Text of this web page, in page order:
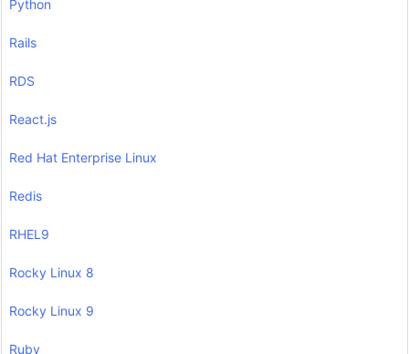
Python
Rails
RDS
React.js
Red Hat Enterprise Linux
Redis
RHEL9
Rocky Linux 8
Rocky Linux 9
Ruby